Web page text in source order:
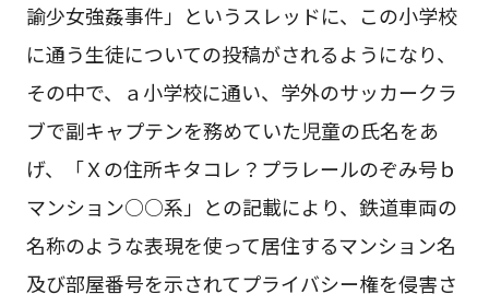
諭少女強姦事件」というスレッドに、この小学校
に通う生徒についての投稿がされるようになり、
その中で、ａ小学校に通い、学外のサッカークラ
ブで副キャプテンを務めていた児童の氏名をあ
げ、「Ｘの住所キタコレ？プラレールのぞみ号ｂ
マンション○○系」との記載により、鉄道車両の
名称のような表現を使って居住するマンション名
及び部屋番号を示されてプライバシー権を侵害さ